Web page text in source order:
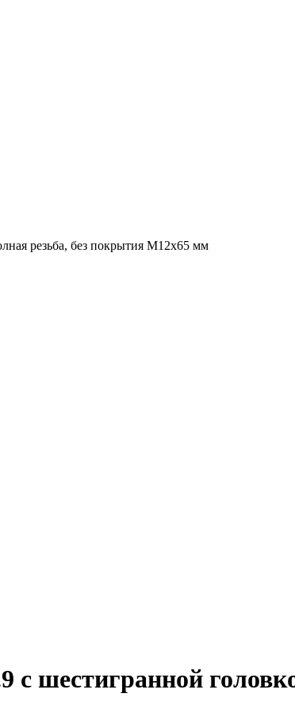
резьба, без покрытия M12x65 мм
шестигранной